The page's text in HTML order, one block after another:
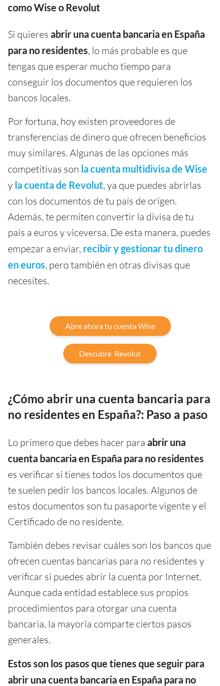
como Wise o Revolut
Si quieres abrir una cuenta bancaria en España
para no residentes, lo más probable es que
tengas que esperar mucho tiempo para
conseguir los documentos que requieren los
bancos locales.
Por fortuna, hoy existen proveedores de
transferencias de dinero que ofrecen beneficios
muy similares. Algunas de las opciones más
competitivas son la cuenta multidivisa de Wise
y la cuenta de Revolut, ya que puedes abrirlas
con los documentos de tu país de origen.
Además, te permiten convertir la divisa de tu
país a euros y viceversa. De esta manera, puedes
empezar a enviar, recibir y gestionar tu dinero
en euros, pero también en otras divisas que
necesites.
Abre ahora tu cuenta Wise
Descubre Revolut
¿Cómo abrir una cuenta bancaria para
no residentes en España?: Paso a paso
Lo primero que debes hacer para abrir una
cuenta bancariaen España para no residentes
es verificar si tienes todos los documentos que
te suelen pedir los bancos locales. Algunos de
estos documentos son tu pasaporte vigente y el
Certificado de no residente.
También debes revisar cuáles son los bancos que
ofrecen cuentas bancarias para no residentes y
verificar si puedes abrir la cuenta por Internet.
Aunque cada entidad establece sus propios
procedimientos para otorgar una cuenta
bancaria, la mayoría comparte ciertos pasos
generales.
Estos son los pasos que tienes que seguir para
abrir una cuenta bancaria en España para no